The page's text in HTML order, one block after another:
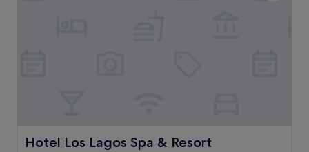
Hotel Los Lagos Spa & Resort
Hotel Los Lagos Spa & Resort